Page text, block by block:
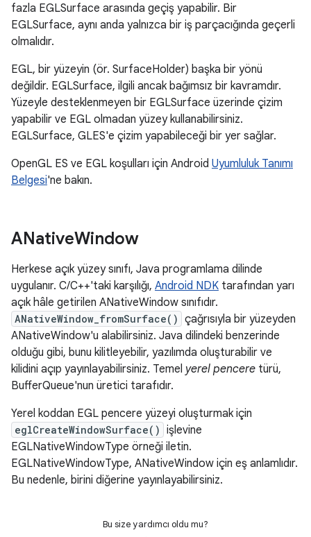
fazla EGLSurface arasında geçiş yapabilir. Bir
EGLSurface, aynı anda yalnızca bir iş parçacığında geçerli
olmalıdır.
EGL, bir yüzeyin (ör. SurfaceHolder) başka bir yönü
değildir. EGLSurface, ilgili ancak bağımsız bir kavramdır.
Yüzeyle desteklenmeyen bir EGLSurface üzerinde çizim
yapabilir ve EGL olmadan yüzey kullanabilirsiniz.
EGLSurface, GLES'e çizim yapabileceği bir yer sağlar.
OpenGL ES ve EGL koşulları için Android Uyumluluk Tanımı
Belgesi'ne bakın.
ANativeWindow
Herkese açık yüzey sınıfı, Java programlama dilinde
uygulanır. C/C++'taki karşılığı, Android NDK tarafından yarı
açık hâle getirilen ANativeWindow sınıfıdır.
ANativeWindow_fromSurface() çağrısıyla bir yüzeyden
ANativeWindow'u alabilirsiniz. Java dilindeki benzerinde
olduğu gibi, bunu kilitleyebilir, yazılımda oluşturabilir ve
kilidini açıp yayınlayabilirsiniz. Temel yerel pencere türü,
BufferQueue'nun üretici tarafıdır.
Yerel koddan EGL pencere yüzeyi oluşturmak için
eglCreateWindowSurface() işlevine
EGLNativeWindowType örneği iletin.
EGLNativeWindowType, ANativeWindow için eş anlamlıdır.
Bu nedenle, birini diğerine yayınlayabilirsiniz.
Bu size yardımcı oldu mu?